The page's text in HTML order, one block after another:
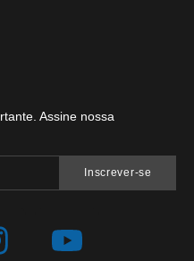
Assine nossa
Inscrever-se